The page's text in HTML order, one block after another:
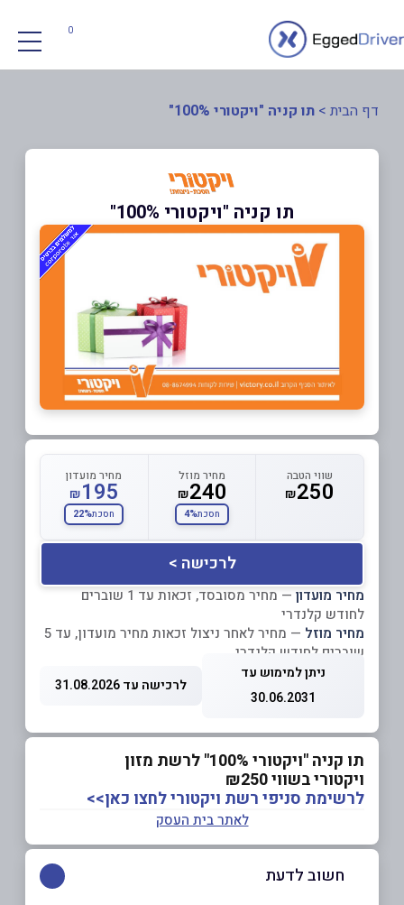
0
דף הבית > תו קניה "ויקטורי 100%"
תו קניה "ויקטורי 100%"
שווי הטבה
₪250
מחיר מוזל
₪240
חסכת4%
מחיר מועדון
₪195
חסכת22%
לרכישה >
מחיר מועדון
— מחיר מסובסד, זכאות עד 1 שוברים
לחודש קלנדרי
מחיר מוזל
— מחיר לאחר ניצול זכאות מחיר מועדון, עד 5
שוברים לחודש קלנדרי
ניתן למימוש עד
30.06.2031
לרכישה עד 31.08.2026
תו קניה "ויקטורי 100%" לרשת מזון
ויקטורי בשווי ₪250
לרשימת סניפי רשת ויקטורי לחצו כאן>>
לאתר בית העסק
חשוב לדעת